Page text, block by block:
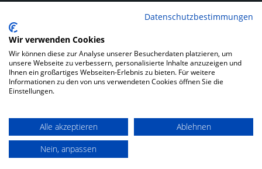
Hersteller. Irrtümer vorbehalten.
SOCIAL MEDIA
Impressum Kunden Login
Zahlungsarten: Rechnung, Vorkasse, Sofortüberweisung und
Datenschutzbestimmungen
Wir verwenden Cookies
Wir können diese zur Analyse unserer Besucherdaten platzieren, um
unsere Webseite zu verbessern, personalisierte Inhalte anzuzeigen und
Ihnen ein großartiges Webseiten-Erlebnis zu bieten. Für weitere
Informationen zu den von uns verwendeten Cookies öffnen Sie die
Einstellungen.
Alle akzeptieren
Ablehnen
Nein, anpassen